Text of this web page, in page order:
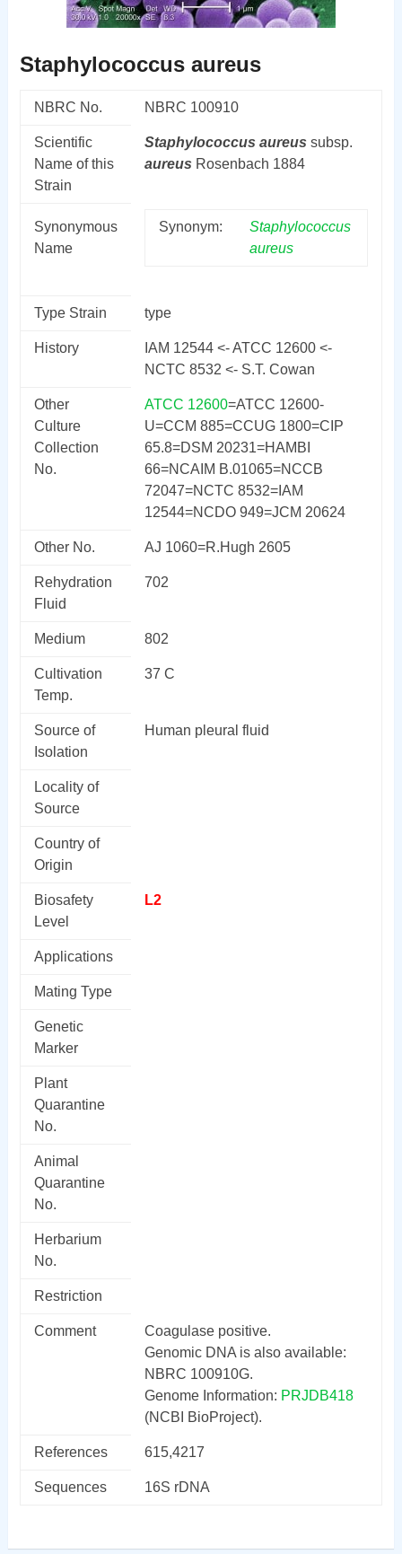
Staphylococcus aureus
NBRC No. NBRC 100910
Scientific
Name of this
Strain
Staphylococcus aureus subsp.
aureus Rosenbach 1884
Synonymous
Name
Synonym:
Staphylococcus
aureus
Type Strain type
History
IAM 12544 <- ATCC 12600 <-
NCTC 8532 <- S.T. Cowan
Other
Culture
Collection
No.
ATCC 12600=ATCC 12600-
U=CCM 885=CCUG 1800=CIP
65.8=DSM 20231=HAMBI
66=NCAIM B.01065=NCCB
72047=NCTC 8532=IAM
12544=NCDO 949=JCM 20624
Other No. AJ 1060=R.Hugh 2605
Rehydration
Fluid
702
Medium 802
Cultivation
Temp.
37 C
Source of
Isolation
Human pleural fluid
Locality of
Source
Country of
Origin
Biosafety
Level
L2
Applications
Mating Type
Genetic
Marker
Plant
Quarantine
No.
Animal
Quarantine
No.
Herbarium
No.
Restriction
Comment
Coagulase positive.
Genomic DNA is also available:
NBRC 100910G.
Genome Information: PRJDB418
(NCBI BioProject).
References 615,4217
Sequences 16S rDNA